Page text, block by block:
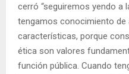
cerró “seguiremos yendo a
tengamos conocimiento de
características, porque
ética son valores
función pública. Cuando